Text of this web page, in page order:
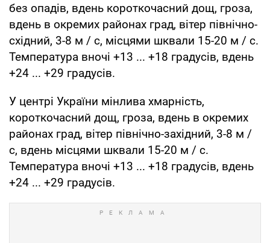
без опадів, вдень короткочасний дощ, гроза,
вдень в окремих районах град, вітер північно-
східний, 3-8 м / с, місцями шквали 15-20 м / с.
Температура вночі +13 ... +18 градусів, вдень
+24 ... +29 градусів.
У центрі України мінлива хмарність,
короткочасний дощ, гроза, вдень в окремих
районах град, вітер північно-західний, 3-8 м /
с, вдень місцями шквали 15-20 м / с.
Температура вночі +13 ... +18 градусів, вдень
+24 ... +29 градусів.